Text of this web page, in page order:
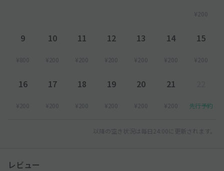
¥200
9
¥800
10
¥200
11
¥200
12
¥200
13
¥200
14
¥200
15
¥200
16
¥200
17
¥200
18
¥200
19
¥200
20
¥200
21
¥200 先行予約
以降の空き状況は毎日24:00に更新されます。
レビュー